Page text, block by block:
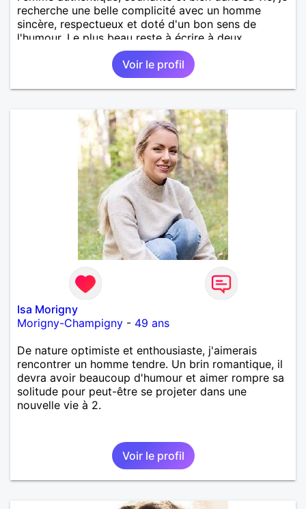
recherche une belle complicité avec un homme
sincère, respectueux et doté d'un bon sens de
l'humour. Le plus beau reste à écrire à deux.
Voir le profil
Isa Morigny
Morigny-Champigny - 49 ans
De nature optimiste et enthousiaste, j'aimerais
rencontrer un homme tendre. Un brin romantique, il
devra avoir beaucoup d'humour et aimer rompre sa
solitude pour peut-être se projeter dans une
nouvelle vie à 2.
Voir le profil